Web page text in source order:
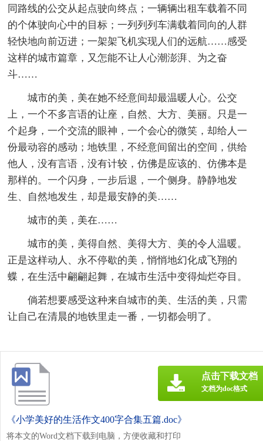
同路线的公交从起点驶向终点；一辆辆出租车载着不同
的个体驶向心中的目标；一列列列车满载着同向的人群
轻快地向前迈进；一架架飞机实现人们的远航……感受
这样的城市篇章，又怎能不让人心潮澎湃、为之奋
斗……
城市的美，美在她不经意间却最温暖人心。公交
上，一个不多言语的让座，自然、大方、美丽。只是一
个起身，一个交流的眼神，一个会心的微笑，却给人一
份最动容的感动；地铁里，不经意间留出的空间，供给
他人，没有言语，没有计较，仿佛是应该的、仿佛本是
那样的。一个闪身，一步后退，一个侧身。静静地发
生、自然地发生，却是最安静的美……
城市的美，美在……
城市的美，美得自然、美得大方、美的令人温暖。
正是这样动人、永不停歇的美，悄悄地幻化成飞翔的
蝶，在生活中翩翩起舞，在城市生活中变得灿烂夺目。
倘若想要感受这种来自城市的美、生活的美，只需
让自己在清晨的地铁里走一番，一切都会明了。
《小学美好的生活作文400字合集五篇.doc》
将本文的Word文档下载到电脑，方便收藏和打印
点击下载文档
文档为doc格式